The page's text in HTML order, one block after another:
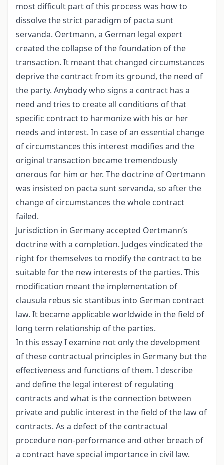
most difficult part of this process was how to
dissolve the strict paradigm of pacta sunt
servanda. Oertmann, a German legal expert
created the collapse of the foundation of the
transaction. It meant that changed circumstances
deprive the contract from its ground, the need of
the party. Anybody who signs a contract has a
need and tries to create all conditions of that
specific contract to harmonize with his or her
needs and interest. In case of an essential change
of circumstances this interest modifies and the
original transaction became tremendously
onerous for him or her. The doctrine of Oertmann
was insisted on pacta sunt servanda, so after the
change of circumstances the whole contract
failed.
Jurisdiction in Germany accepted Oertmann’s
doctrine with a completion. Judges vindicated the
right for themselves to modify the contract to be
suitable for the new interests of the parties. This
modification meant the implementation of
clausula rebus sic stantibus into German contract
law. It became applicable worldwide in the field of
long term relationship of the parties.
In this essay I examine not only the development
of these contractual principles in Germany but the
effectiveness and functions of them. I describe
and define the legal interest of regulating
contracts and what is the connection between
private and public interest in the field of the law of
contracts. As a defect of the contractual
procedure non-performance and other breach of
a contract have special importance in civil law.